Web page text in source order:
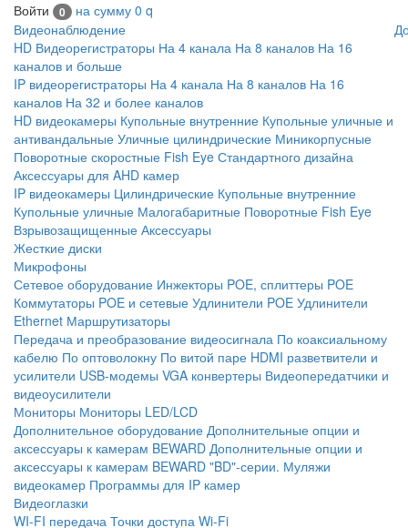
Войти 0 на сумму 0 q
Видеонаблюдение
HD Видеорегистраторы На 4 канала На 8 каналов На 16
каналов и больше
IP видеорегистраторы На 4 канала На 8 каналов На 16
каналов На 32 и более каналов
HD видеокамеры Купольные внутренние Купольные уличные и
антивандальные Уличные цилиндрические Миникорпусные
Поворотные скоростные Fish Eye Стандартного дизайна
Аксессуары для AHD камер
IP видеокамеры Цилиндрические Купольные внутренние
Купольные уличные Малогабаритные Поворотные Fish Eye
Взрывозащищенные Аксессуары
Жесткие диски
Микрофоны
Сетевое оборудование Инжекторы POE, сплиттеры POE
Коммутаторы POE и сетевые Удлинители POE Удлинители
Ethernet Маршрутизаторы
Передача и преобразование видеосигнала По коаксиальному
кабелю По оптоволокну По витой паре HDMI разветвители и
усилители USB-модемы VGA конвертеры Видеопередатчики и
видеоусилители
Мониторы Мониторы LED/LCD
Дополнительное оборудование Дополнительные опции и
аксессуары к камерам BEWARD Дополнительные опции и
аксессуары к камерам BEWARD "BD"-серии. Муляжи
видеокамер Программы для IP камер
Видеоглазки
WI-FI передача Точки доступа Wi-Fi